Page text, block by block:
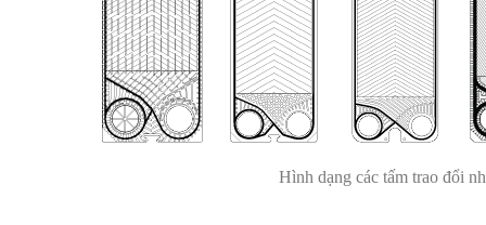
Hình dạng các tấm trao đổi